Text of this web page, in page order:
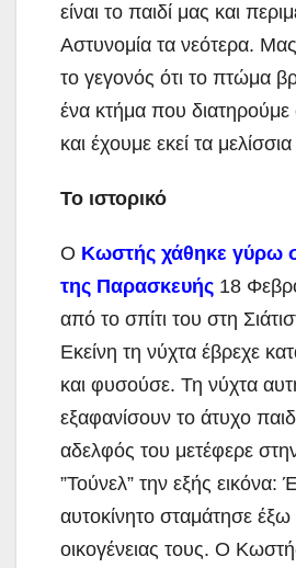
είναι το παιδί μας και
Αστυνομία τα νεότερα.
το γεγονός ότι το πτώμα
ένα κτήμα που διατηρούμε
και έχουμε εκεί τα
Το ιστορικό
Ο Κωστής χάθηκε γύρω
της Παρασκευής 18
από το σπίτι του στη
Εκείνη τη νύχτα έβρεχε
και φυσούσε. Τη νύχτα
εξαφανίσουν το άτυχο
αδελφός του μετέφερε
”Τούνελ” την εξής
αυτοκίνητο σταμάτησε έξω
οικογένειας τους. Ο